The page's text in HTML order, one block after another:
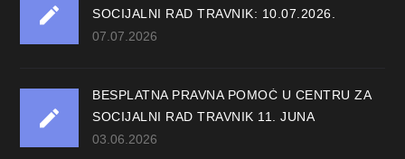
SOCIJALNI RAD TRAVNIK: 10.07.2026.
07.07.2026
BESPLATNA PRAVNA POMOĆ U CENTRU ZA
SOCIJALNI RAD TRAVNIK 11. JUNA
03.06.2026